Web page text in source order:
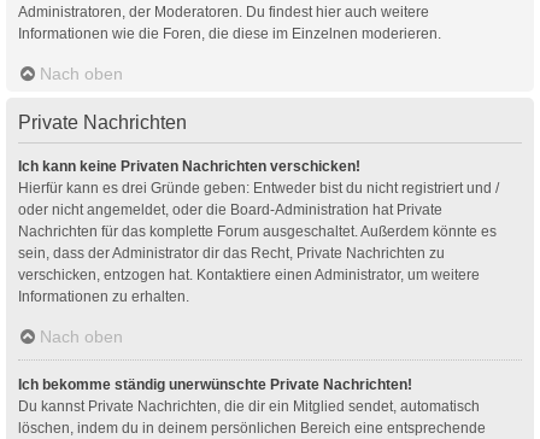
Administratoren, der Moderatoren. Du findest hier auch weitere
Informationen wie die Foren, die diese im Einzelnen moderieren.
Nach oben
Private Nachrichten
Ich kann keine Privaten Nachrichten verschicken!
Hierfür kann es drei Gründe geben: Entweder bist du nicht registriert und /
oder nicht angemeldet, oder die Board-Administration hat Private
Nachrichten für das komplette Forum ausgeschaltet. Außerdem könnte es
sein, dass der Administrator dir das Recht, Private Nachrichten zu
verschicken, entzogen hat. Kontaktiere einen Administrator, um weitere
Informationen zu erhalten.
Nach oben
Ich bekomme ständig unerwünschte Private Nachrichten!
Du kannst Private Nachrichten, die dir ein Mitglied sendet, automatisch
löschen, indem du in deinem persönlichen Bereich eine entsprechende